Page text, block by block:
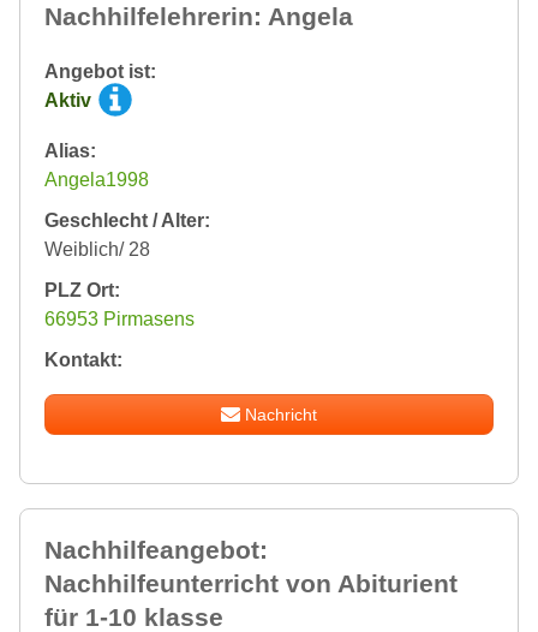
Nachhilfelehrerin: Angela
Angebot ist:
Aktiv
Alias:
Angela1998
Geschlecht / Alter:
Weiblich/ 28
PLZ Ort:
66953 Pirmasens
Kontakt:
Nachricht
Nachhilfeangebot:
Nachhilfeunterricht von Abiturient
für 1-10 klasse